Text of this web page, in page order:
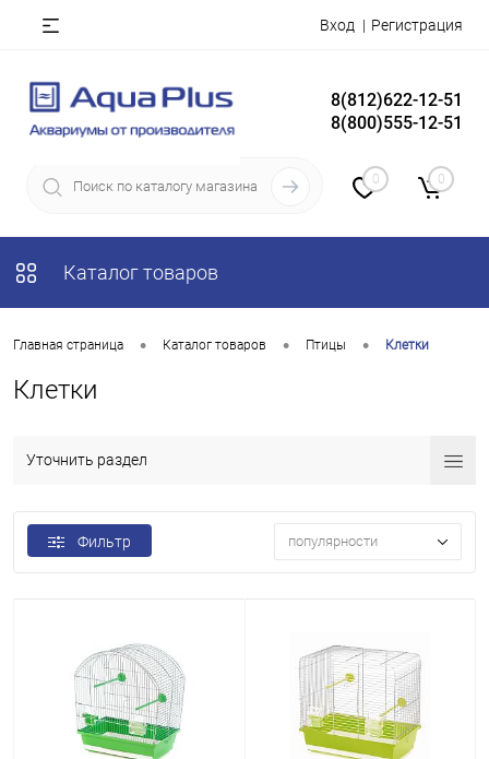
Вход Регистрация
8(812)622-12-51
8(800)555-12-51
0 0
Каталог товаров
Главная страница • Каталог товаров • Птицы • Клетки
Клетки
Уточнить раздел
Фильтр популярности